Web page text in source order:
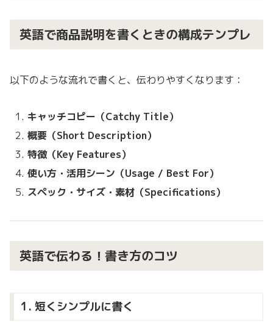
英語で商品説明を書くときの構成テンプレ
以下のような流れで書くと、伝わりやすくなります：
キャッチコピー（Catchy Title）
概要（Short Description）
特徴（Key Features）
使い方・活用シーン（Usage / Best For）
スペック・サイズ・素材（Specifications）
英語で伝わる！書き方のコツ
1. 短くシンプルに書く